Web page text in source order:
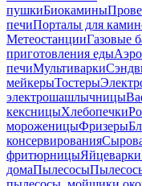
пушкиБиокамины
печиПорталы для
МетеостанцииГазовые
приготовления еды
печиМультиварки
мейкерыТостеры
электрошашлычницы
кексницыХлебопечки
мороженицыФризеры
консервирования
фритюрницыЯйцеварки
домаПылесосы